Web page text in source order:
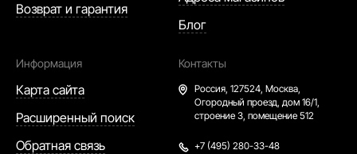
Возврат и гарантия
Блог
Информация
Карта сайта
Расширенный поиск
Обратная связь
Контакты
Россия, 127524, Москва,
Огородный проезд, дом 16/1,
строение 3, помещение 512
+7 (495) 280-33-48